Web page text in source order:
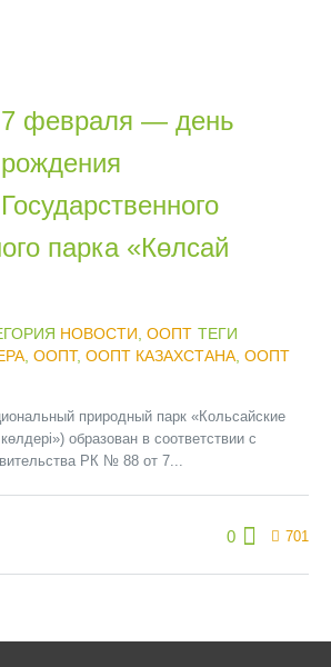
7 февраля — день
рождения
Государственного
парка «Көлсай
НОВОСТИ ООПТ ТЕГИ
ООПТ, ООПТ КАЗАХСТАНА ООПТ
природный парк «Кольсайские
образован в соответствии с
РК № 88 от 7...
0 701